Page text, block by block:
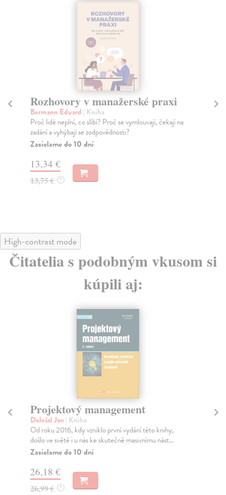
Rozhovory v manažerské praxi
Bermann Eduard | Kniha
Proč lidé neplní, co slíbí? Proč se vymlouvají, čekají na
zadání a vyhýbají se zodpovědnosti?
Zasielame do 10 dní
13,34 €
13,75 € ?
High-contrast mode
Čitatelia s podobným vkusom si
kúpili aj:
Projektový management
Doležal Jan | Kniha
Od roku 2016, kdy vzniklo první vydání této knihy,
došlo ve světě i u nás ke skutečně masivnímu nást...
Zasielame do 10 dní
26,18 €
26,99 € ?